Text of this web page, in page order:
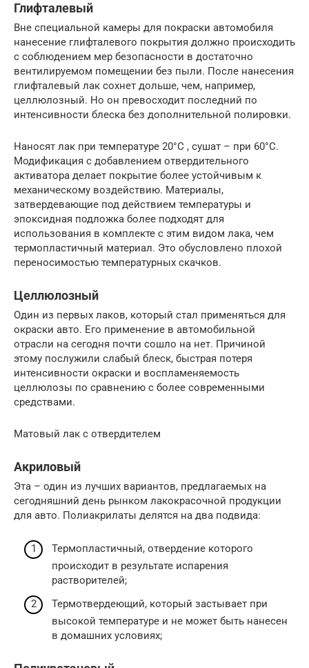
Глифталевый
Вне специальной камеры для покраски автомобиля
нанесение глифталевого покрытия должно происходить
с соблюдением мер безопасности в достаточно
вентилируемом помещении без пыли. После нанесения
глифталевый лак сохнет дольше, чем, например,
целлюлозный. Но он превосходит последний по
интенсивности блеска без дополнительной полировки.
Наносят лак при температуре 20°C , сушат – при 60°C.
Модификация с добавлением отвердительного
активатора делает покрытие более устойчивым к
механическому воздействию. Материалы,
затвердевающие под действием температуры и
эпоксидная подложка более подходят для
использования в комплекте с этим видом лака, чем
термопластичный материал. Это обусловлено плохой
переносимостью температурных скачков.
Целлюлозный
Один из первых лаков, который стал применяться для
окраски авто. Его применение в автомобильной
отрасли на сегодня почти сошло на нет. Причиной
этому послужили слабый блеск, быстрая потеря
интенсивности окраски и воспламеняемость
целлюлозы по сравнению с более современными
средствами.
Матовый лак с отвердителем
Акриловый
Эта – один из лучших вариантов, предлагаемых на
сегодняшний день рынком лакокрасочной продукции
для авто. Полиакрилаты делятся на два подвида:
Термопластичный, отвердение которого
происходит в результате испарения
растворителей;
Термотвердеющий, который застывает при
высокой температуре и не может быть нанесен
в домашних условиях;